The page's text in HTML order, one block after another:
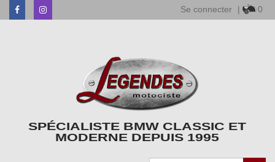
FacebookInstagram Se connecter | 0
SPÉCIALISTE BMW CLASSIC ET
MODERNE DEPUIS 1995